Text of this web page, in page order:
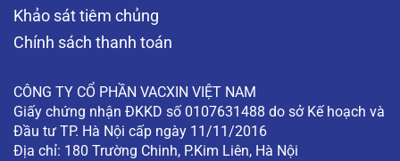
Khảo sát tiêm chủng
Chính sách thanh toán
CÔNG TY CỔ PHẦN VACXIN VIỆT NAM
Giấy chứng nhận ĐKKD số 0107631488 do sở Kế hoạch và
Đầu tư TP. Hà Nội cấp ngày 11/11/2016
Địa chỉ: 180 Trường Chinh, P.Kim Liên, Hà Nội